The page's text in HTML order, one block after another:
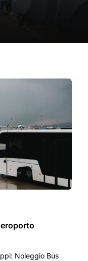
Noleggio Bus